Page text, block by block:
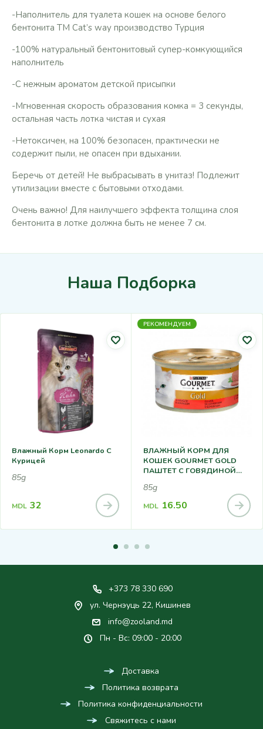
-Наполнитель для туалета кошек на основе белого
бентонита ТМ Cat’s way производство Турция
-100% натуральный бентонитовый супер-комкующийся
наполнитель
-С нежным ароматом детской присыпки
-Мгновенная скорость образования комка = 3 секунды,
остальная часть лотка чистая и сухая
-Нетоксичен, на 100% безопасен, практически не
содержит пыли, не опасен при вдыхании.
Беречь от детей! Не выбрасывать в унитаз! Подлежит
утилизации вместе с бытовыми отходами.
Очень важно! Для наилучшего эффекта толщина слоя
бентонита в лотке должна быть не менее 7 см.
Наша Подборка
Влажный Корм Leonardo С
Курицей
85g
MDL 32
РЕКОМЕНДУЕМ
ВЛАЖНЫЙ КОРМ ДЛЯ
КОШЕК GOURMET GOLD
ПАШТЕТ С ГОВЯДИНОЙ
85g
MDL 16.50
+373 78 330 690
ул. Чернэуць 22, Кишинев
info@zooland.md
Пн - Вс: 09:00 - 20:00
Доставка
Политика возврата
Политика конфиденциальности
Свяжитесь с нами